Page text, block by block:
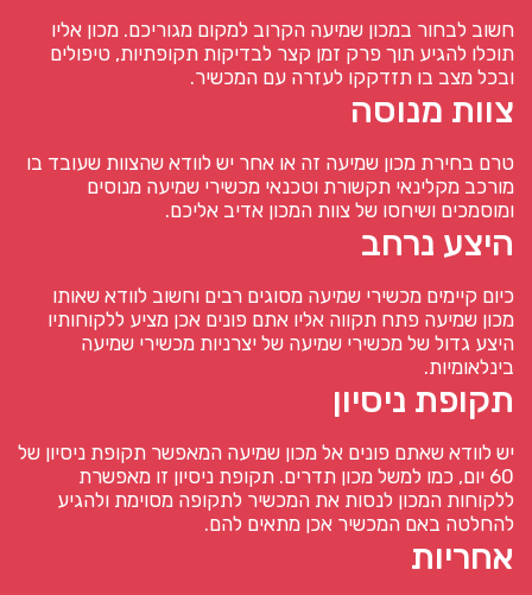
חשוב לבחור במכון שמיעה הקרוב למקום מגוריכם. מכון אליו
תוכלו להגיע תוך פרק זמן קצר לבדיקות תקופתיות, טיפולים
ובכל מצב בו תזדקקו לעזרה עם המכשיר.
צוות מנוסה
טרם בחירת מכון שמיעה זה או אחר יש לוודא שהצוות שעובד בו
מורכב מקלינאי תקשורת וטכנאי מכשירי שמיעה מנוסים
ומוסמכים ושיחסו של צוות המכון אדיב אליכם.
היצע נרחב
כיום קיימים מכשירי שמיעה מסוגים רבים וחשוב לוודא שאותו
מכון שמיעה פתח תקווה אליו אתם פונים אכן מציע ללקוחותיו
היצע גדול של מכשירי שמיעה של יצרניות מכשירי שמיעה
בינלאומיות.
תקופת ניסיון
יש לוודא שאתם פונים אל מכון שמיעה המאפשר תקופת ניסיון של
60 יום, כמו למשל מכון תדרים. תקופת ניסיון זו מאפשרת
ללקוחות המכון לנסות את המכשיר לתקופה מסוימת ולהגיע
להחלטה באם המכשיר אכן מתאים להם.
אחריות